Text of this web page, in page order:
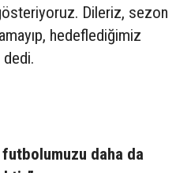
Dileriz, sezon
hedeflediğimiz
daha da